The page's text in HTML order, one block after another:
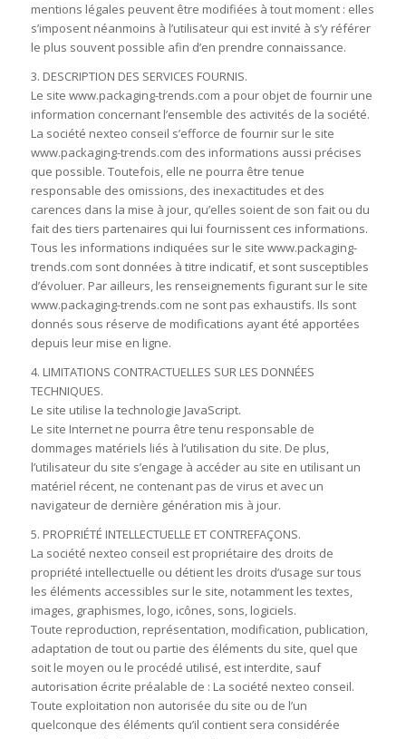
mentions légales peuvent être modifiées à tout moment : elles
s’imposent néanmoins à l’utilisateur qui est invité à s’y référer
le plus souvent possible afin d’en prendre connaissance.
3. DESCRIPTION DES SERVICES FOURNIS.
Le site www.packaging-trends.com a pour objet de fournir une
information concernant l’ensemble des activités de la société.
La société nexteo conseil s’efforce de fournir sur le site
www.packaging-trends.com des informations aussi précises
que possible. Toutefois, elle ne pourra être tenue
responsable des omissions, des inexactitudes et des
carences dans la mise à jour, qu’elles soient de son fait ou du
fait des tiers partenaires qui lui fournissent ces informations.
Tous les informations indiquées sur le site www.packaging-
trends.com sont données à titre indicatif, et sont susceptibles
d’évoluer. Par ailleurs, les renseignements figurant sur le site
www.packaging-trends.com ne sont pas exhaustifs. Ils sont
donnés sous réserve de modifications ayant été apportées
depuis leur mise en ligne.
4. LIMITATIONS CONTRACTUELLES SUR LES DONNÉES
TECHNIQUES.
Le site utilise la technologie JavaScript.
Le site Internet ne pourra être tenu responsable de
dommages matériels liés à l’utilisation du site. De plus,
l’utilisateur du site s’engage à accéder au site en utilisant un
matériel récent, ne contenant pas de virus et avec un
navigateur de dernière génération mis à jour.
5. PROPRIÉTÉ INTELLECTUELLE ET CONTREFAÇONS.
La société nexteo conseil est propriétaire des droits de
propriété intellectuelle ou détient les droits d’usage sur tous
les éléments accessibles sur le site, notamment les textes,
images, graphismes, logo, icônes, sons, logiciels.
Toute reproduction, représentation, modification, publication,
adaptation de tout ou partie des éléments du site, quel que
soit le moyen ou le procédé utilisé, est interdite, sauf
autorisation écrite préalable de : La société nexteo conseil.
Toute exploitation non autorisée du site ou de l’un
quelconque des éléments qu’il contient sera considérée